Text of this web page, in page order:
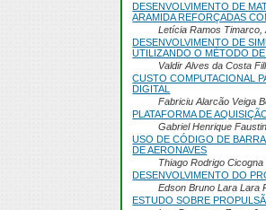
DESENVOLVIMENTO DE
ARAMIDA REFORÇADAS
Letícia Ramos Timarco,
DESENVOLVIMENTO DE
UTILIZANDO O MÉTODO
Valdir Alves da Costa
CUSTO COMPUTACIONAL
DIGITAL
Fabriciu Alarcão Veiga
PLATAFORMA DE
Gabriel Henrique
USO DE CÓDIGO DE
DE AERONAVES
Thiago Rodrigo Cicogna
DESENVOLVIMENTO DO
Edson Bruno Lara Lara
ESTUDO SOBRE